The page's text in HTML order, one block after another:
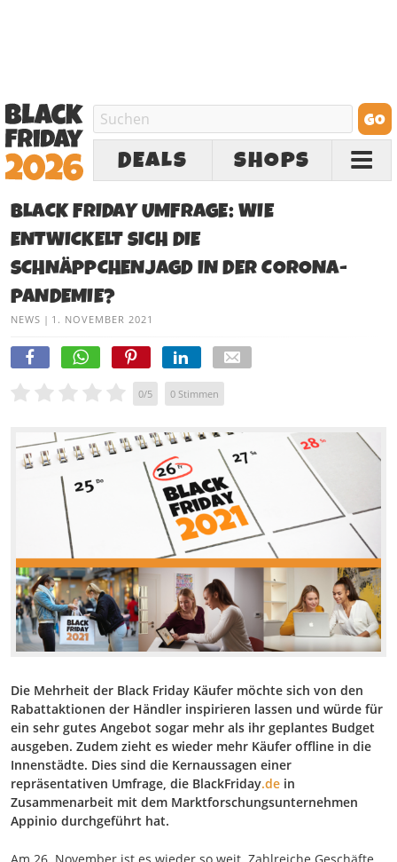
DEALS SHOPS
BLACK FRIDAY UMFRAGE: WIE
ENTWICKELT SICH DIE
SCHNÄPPCHENJAGD IN DER CORONA-
PANDEMIE?
NEWS | 1. NOVEMBER 2021
0/5 0 Stimmen
Die Mehrheit der Black Friday Käufer möchte sich von den
Rabattaktionen der Händler inspirieren lassen und würde für
ein sehr gutes Angebot sogar mehr als ihr geplantes Budget
ausgeben. Zudem zieht es wieder mehr Käufer offline in die
Innenstädte. Dies sind die Kernaussagen einer
repräsentativen Umfrage, die BlackFriday.de in
Zusammenarbeit mit dem Marktforschungsunternehmen
Appinio durchgeführt hat.